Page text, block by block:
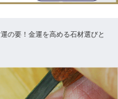
の要！金運を高める石材選びと